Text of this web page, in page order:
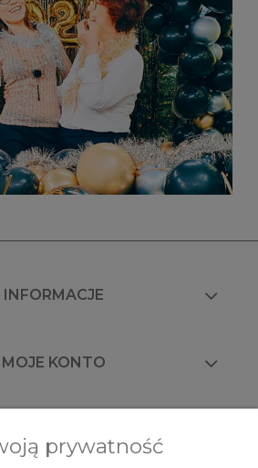
INFORMACJE
MOJE KONTO
prywatność